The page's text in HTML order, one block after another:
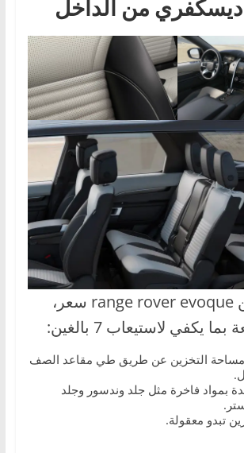
ديسكفري من الداخل
كما تكلمنا عن range rover evoque سعر،
يكفي لاستيعاب 7 بالغين:
مساحة التخزين عن طريق طي مقاعد الصف
بمواد فاخرة مثل جلد وندسور وجلد
تبدو معقولة.